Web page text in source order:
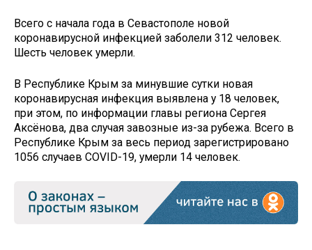
Всего с начала года в Севастополе новой
коронавирусной инфекцией заболели 312 человек.
Шесть человек умерли.
В Республике Крым за минувшие сутки новая
коронавирусная инфекция выявлена у 18 человек,
при этом, по информации главы региона Сергея
Аксёнова, два случая завозные из-за рубежа. Всего в
Республике Крым за весь период зарегистрировано
1056 случаев COVID-19, умерли 14 человек.